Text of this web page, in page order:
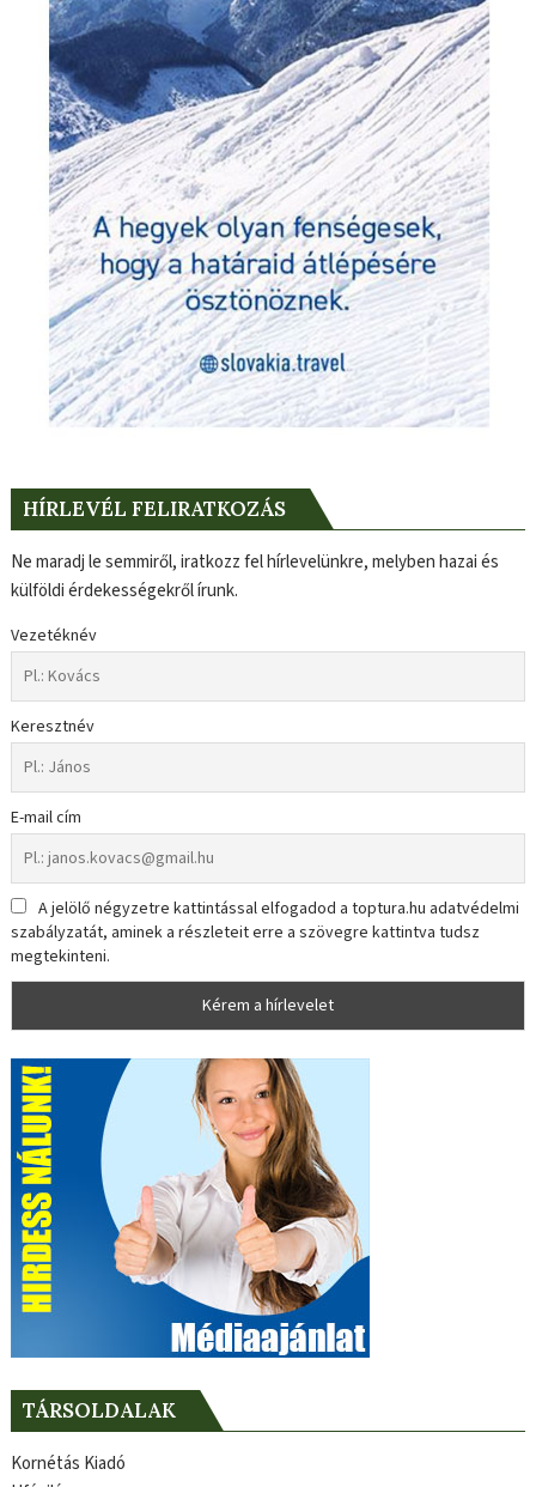
HÍRLEVÉL FELIRATKOZÁS
Ne maradj le semmiről, iratkozz fel hírlevelünkre, melyben hazai és
külföldi érdekességekről írunk.
Vezetéknév
Keresztnév
E-mail cím
A jelölő négyzetre kattintással elfogadod a toptura.hu adatvédelmi
szabályzatát, aminek a részleteit erre a szövegre kattintva tudsz
megtekinteni.
TÁRSOLDALAK
Kornétás Kiadó